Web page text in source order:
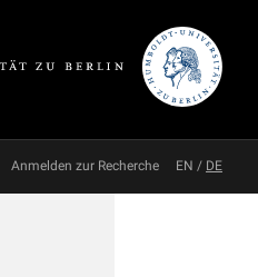
Anmelden zur Recherche EN / DE